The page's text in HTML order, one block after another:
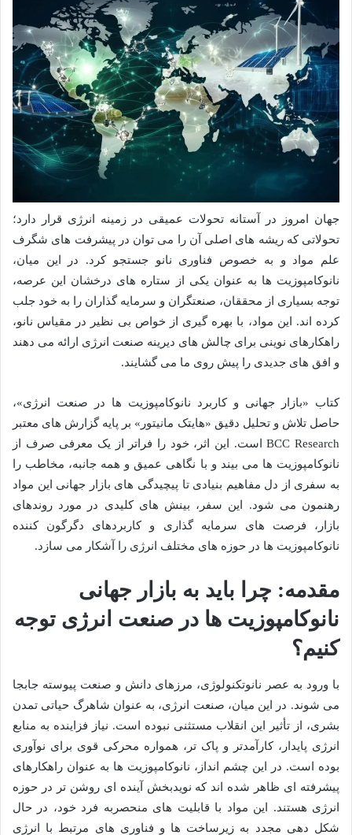
جهان امروز در آستانه تحولات عمیقی در زمینه انرژی قرار دارد؛
تحولاتی که ریشه های اصلی آن را می توان در پیشرفت های شگرف
علم مواد و به خصوص فناوری نانو جستجو کرد. در این میان،
نانوکامپوزیت ها به عنوان یکی از ستاره های درخشان این عرصه،
توجه بسیاری از محققان، صنعتگران و سرمایه گذاران را به خود جلب
کرده اند. این مواد، با بهره گیری از خواص بی نظیر در مقیاس نانو،
راهکارهای نوینی برای چالش های دیرینه صنعت انرژی ارائه می دهند
و افق های جدیدی را پیش روی ما می گشایند.
کتاب «بازار جهانی و کاربرد نانوکامپوزیت ها در صنعت انرژی»،
حاصل تلاش و تحلیل دقیق «هایتک مانیتور» بر پایه گزارش های معتبر
BCC Research است. این اثر، خود را فراتر از یک معرفی صرف از
نانوکامپوزیت ها می بیند و با نگاهی عمیق و همه جانبه، مخاطب را
به سفری از دل مفاهیم بنیادی تا پیچیدگی های بازار جهانی این مواد
رهنمون می شود. این سفر، بینش های کلیدی در مورد روندهای
بازار، فرصت های سرمایه گذاری و کاربردهای دگرگون کننده
نانوکامپوزیت ها در حوزه های مختلف انرژی را آشکار می سازد.
مقدمه: چرا باید به بازار جهانی
نانوکامپوزیت ها در صنعت انرژی توجه
کنیم؟
با ورود به عصر نانوتکنولوژی، مرزهای دانش و صنعت پیوسته جابجا
می شوند. در این میان، صنعت انرژی، به عنوان شاهرگ حیاتی تمدن
بشری، از تأثیر این انقلاب مستثنی نبوده است. نیاز فزاینده به منابع
انرژی پایدار، کارآمدتر و پاک تر، همواره محرکی قوی برای نوآوری
بوده است. در این چشم انداز، نانوکامپوزیت ها به عنوان راهکارهای
پیشرفته ای ظاهر شده اند که نویدبخش آینده ای روشن تر در حوزه
انرژی هستند. این مواد با قابلیت های منحصربه فرد خود، در حال
شکل دهی مجدد به زیرساخت ها و فناوری های مرتبط با انرژی